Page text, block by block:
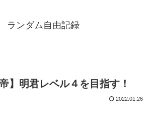
ランダム自由記録
】明君レベル４を目指す！
2022.01.26